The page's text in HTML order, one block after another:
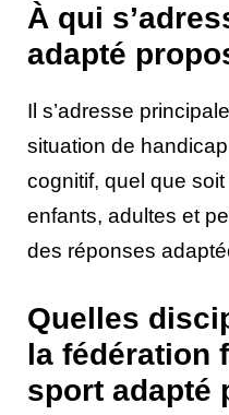
À qui
adapté
Il s’adresse
situation de
cognitif, quel que
enfants, adultes et
des réponses
Quelles
la fédération
sport adapté